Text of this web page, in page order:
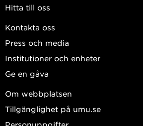
Hitta till oss
Kontakta oss
Press och media
Institutioner och enheter
Ge en gåva
Om webbplatsen
Tillgänglighet på umu.se